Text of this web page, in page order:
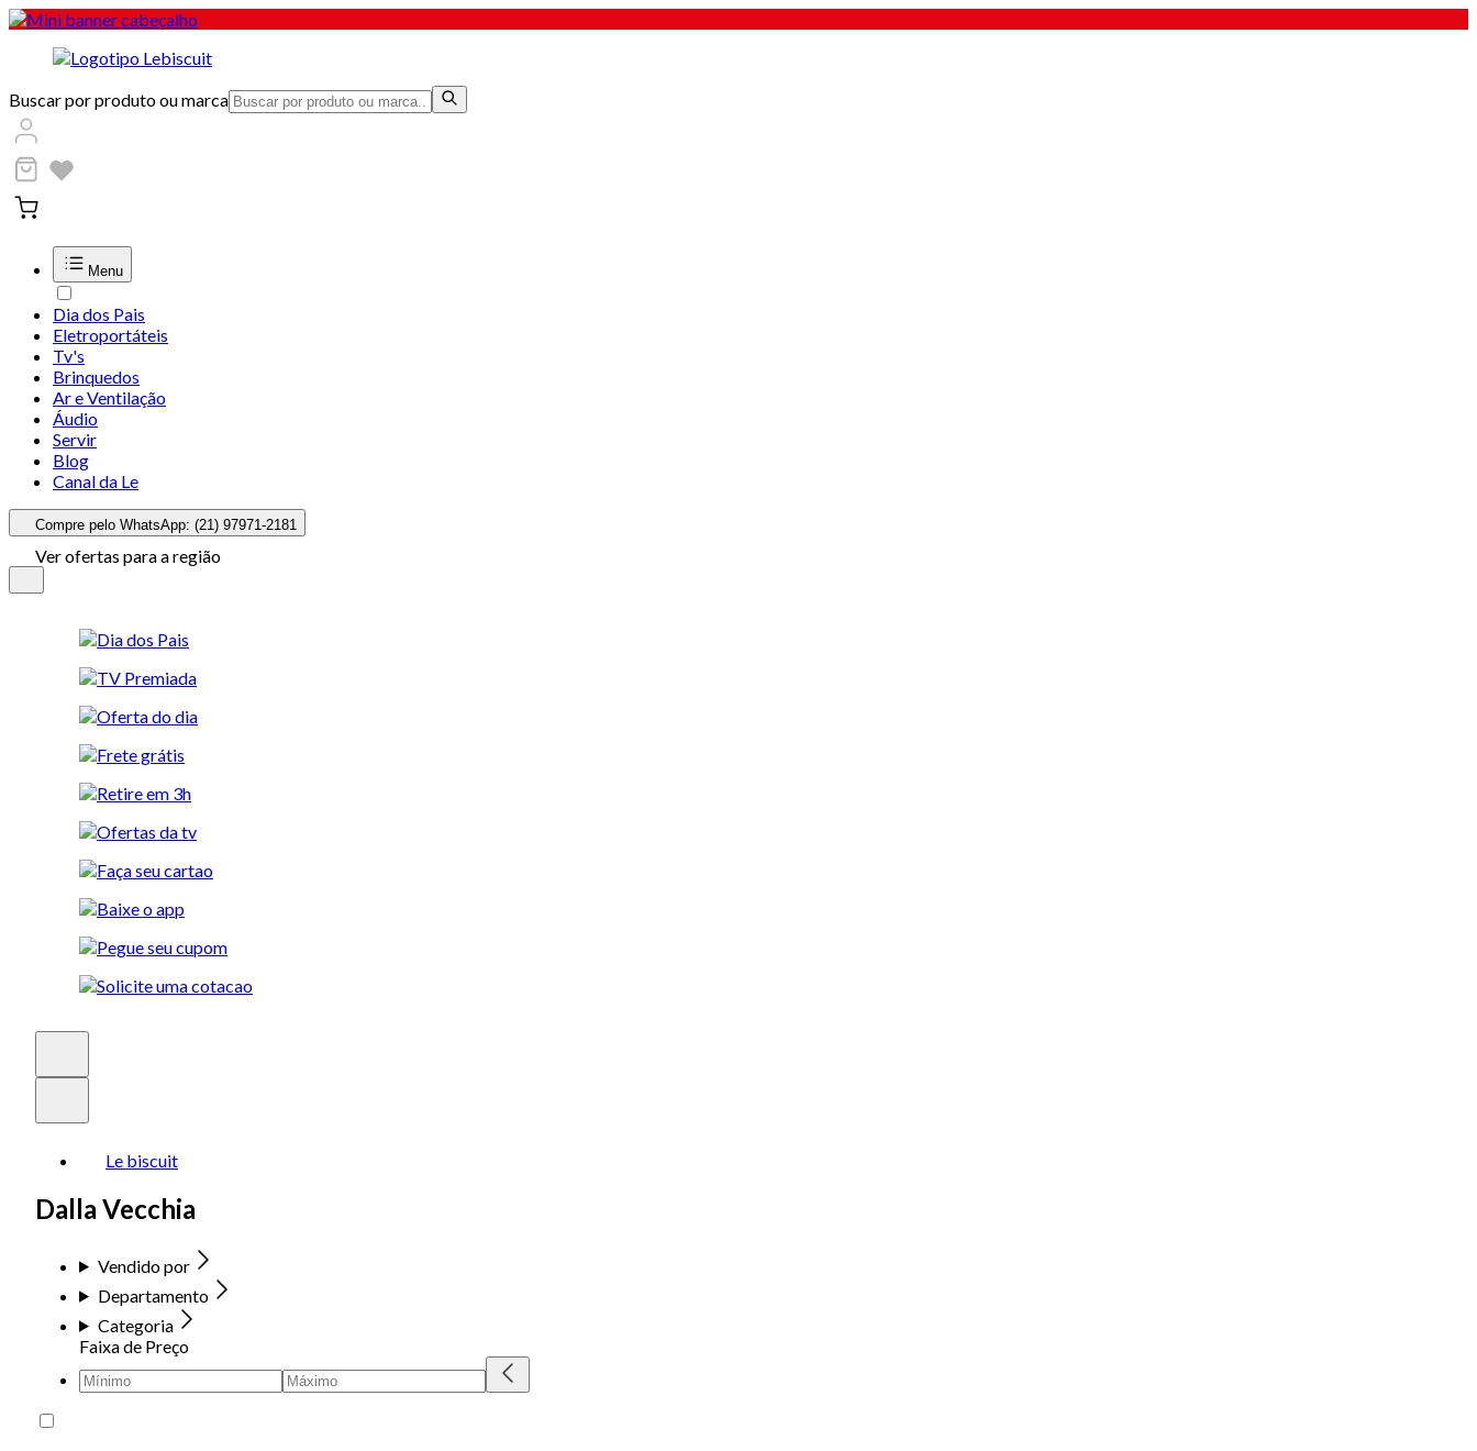
Buscar por produto ou marca
Menu
Dia dos Pais
Eletroportáteis
Tv's
Brinquedos
Ar e Ventilação
Áudio
Servir
Blog
Canal da Le
Compre pelo WhatsApp: (21) 97971-2181
Ver ofertas para a região
Le biscuit
Dalla Vecchia
Vendido por
Departamento
Categoria
Faixa de Preço